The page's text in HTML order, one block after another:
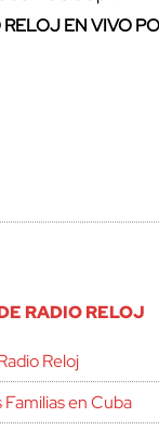
EN VIVO
RADIO RELOJ
Reloj
en Cuba